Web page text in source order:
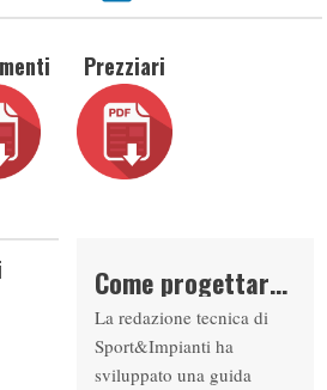
Prezziari
Come progettare un campo da BOCCE
La redazione tecnica di
Sport&Impianti ha
sviluppato una guida